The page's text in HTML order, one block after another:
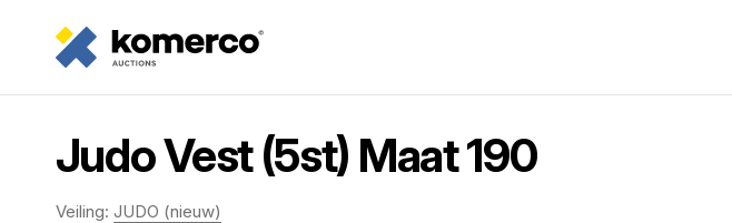
Judo Vest (5st) Maat 190
Veiling: JUDO (nieuw)